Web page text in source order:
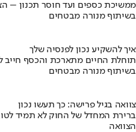
ממשיכת כספים ועד חוסר תכנון –
בשיתוף מנורה מבטחים
איך להשקיע נכון לפנסיה שלך
תוחלת החיים מתארכת והכסף חייב
בשיתוף מנורה מבטחים
צוואה בגיל פרישה: כך תעשו נכון
ברירת המחדל של החוק לא תמיד
הצוואה